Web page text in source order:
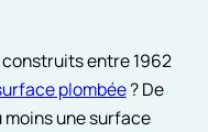
construits entre 1962
plombée? De
moins une surface